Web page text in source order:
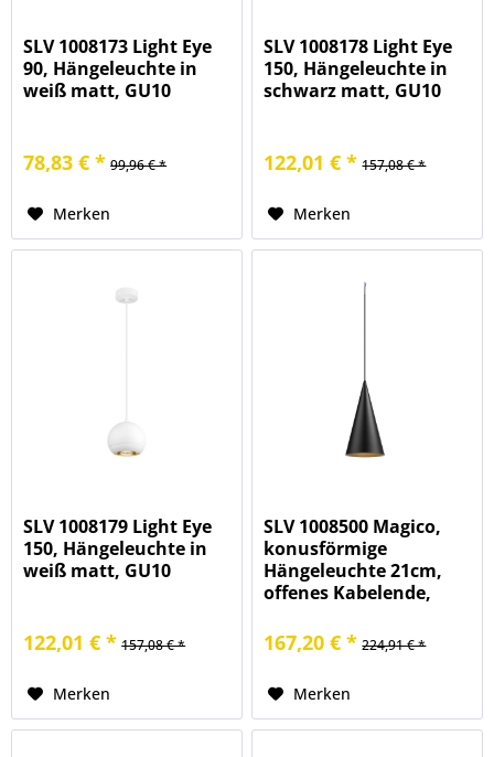
SLV 1008173 Light Eye
90, Hängeleuchte in
weiß matt, GU10
78,83 € * 99,96 € *
Merken
SLV 1008178 Light Eye
150, Hängeleuchte in
schwarz matt, GU10
122,01 € * 157,08 € *
Merken
SLV 1008179 Light Eye
150, Hängeleuchte in
weiß matt, GU10
122,01 € * 157,08 € *
Merken
SLV 1008500 Magico,
konusförmige
Hängeleuchte 21cm,
offenes Kabelende,
167,20 € * 224,91 € *
Merken